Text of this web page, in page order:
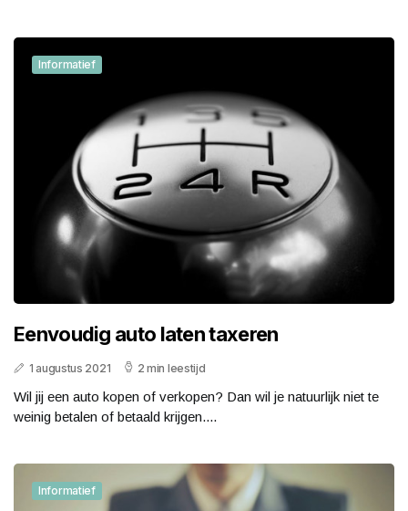
Informatief
Eenvoudig auto laten taxeren
1 augustus 2021 2 min leestijd
Wil jij een auto kopen of verkopen? Dan wil je natuurlijk niet te
weinig betalen of betaald krijgen....
Informatief